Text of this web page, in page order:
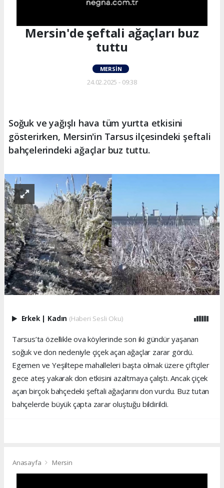
Mersin'de şeftali ağaçları buz
tuttu
MERSIN
24.02.2025 - 09:38
Soğuk ve yağışlı hava tüm yurtta etkisini
gösterirken, Mersin'in Tarsus ilçesindeki şeftali
bahçelerindeki ağaçlar buz tuttu.
Erkek | Kadın (Haberi Sesli Oku)
Tarsus’ta özellikle ova köylerinde son iki gündür yaşanan
soğuk ve don nedeniyle çiçek açan ağaçlar zarar gördü.
Egemen ve Yeşiltepe mahalleleri başta olmak üzere çiftçiler
gece ateş yakarak don etkisini azaltmaya çalıştı. Ancak çiçek
açan birçok bahçedeki şeftali ağaçlarını don vurdu. Buz tutan
bahçelerde büyük çapta zarar oluştuğu bildirildi.
Anasayfa Mersin